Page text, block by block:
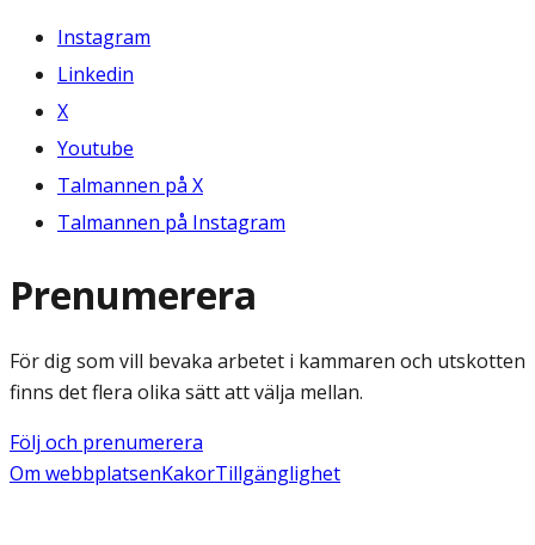
Instagram
Linkedin
X
Youtube
Talmannen på X
Talmannen på Instagram
Prenumerera
För dig som vill bevaka arbetet i kammaren och utskotten
finns det flera olika sätt att välja mellan.
Följ och prenumerera
Om webbplatsenKakorTillgänglighet